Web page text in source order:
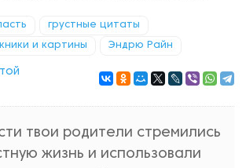
грустные цитаты
и картины Эндрю Райн
твои родители стремились
жизнь и использовали